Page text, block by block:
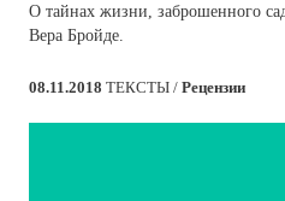
О тайнах жизни, заброшенного
Вера Бройде.
08.11.2018 ТЕКСТЫ / Рецензии